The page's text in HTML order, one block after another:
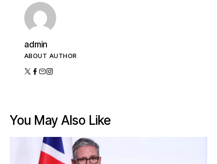
admin
ABOUT AUTHOR
You May Also Like